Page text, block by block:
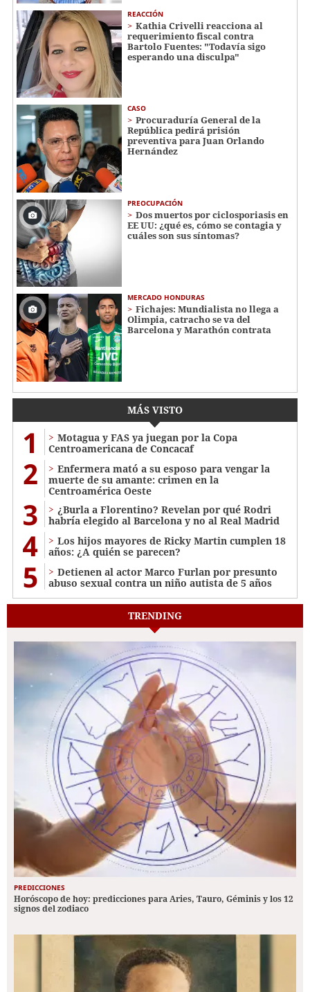
REACCIÓN
Kathia Crivelli reacciona al
requerimiento fiscal contra
Bartolo Fuentes: "Todavía sigo
esperando una disculpa"
CASO
Procuraduría General de la
República pedirá prisión
preventiva para Juan Orlando
Hernández
PREOCUPACIÓN
Dos muertos por ciclosporiasis en
EE UU: ¿qué es, cómo se contagia y
cuáles son sus síntomas?
MERCADO HONDURAS
Fichajes: Mundialista no llega a
Olimpia, catracho se va del
Barcelona y Marathón contrata
MÁS VISTO
1
Motagua y FAS ya juegan por la Copa
Centroamericana de Concacaf
2
Enfermera mató a su esposo para vengar la
muerte de su amante: crimen en la
Centroamérica Oeste
3
¿Burla a Florentino? Revelan por qué Rodri
habría elegido al Barcelona y no al Real Madrid
4
Los hijos mayores de Ricky Martin cumplen 18
años: ¿A quién se parecen?
5
Detienen al actor Marco Furlan por presunto
abuso sexual contra un niño autista de 5 años
TRENDING
PREDICCIONES
Horóscopo de hoy: predicciones para Aries, Tauro, Géminis y los 12
signos del zodiaco